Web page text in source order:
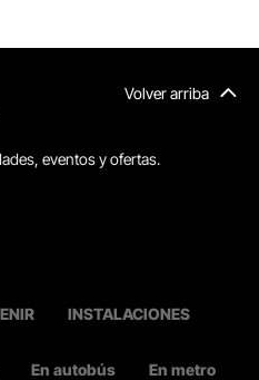
Volver arriba
eventos y ofertas.
INSTALACIONES
En autobús En metro